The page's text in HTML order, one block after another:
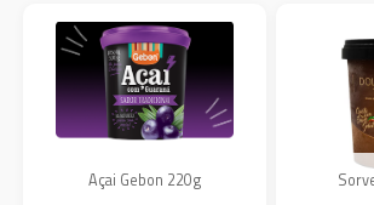
Açai Gebon 220g